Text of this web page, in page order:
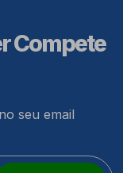
Compete
seu email